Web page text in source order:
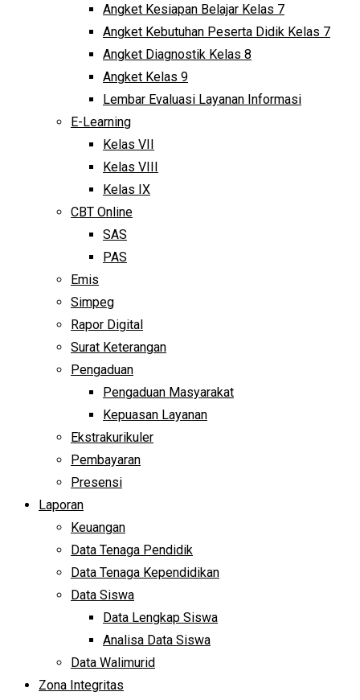
Angket Kesiapan Belajar Kelas 7
Angket Kebutuhan Peserta Didik Kelas 7
Angket Diagnostik Kelas 8
Angket Kelas 9
Lembar Evaluasi Layanan Informasi
E-Learning
Kelas VII
Kelas VIII
Kelas IX
CBT Online
SAS
PAS
Emis
Simpeg
Rapor Digital
Surat Keterangan
Pengaduan
Pengaduan Masyarakat
Kepuasan Layanan
Ekstrakurikuler
Pembayaran
Presensi
Laporan
Keuangan
Data Tenaga Pendidik
Data Tenaga Kependidikan
Data Siswa
Data Lengkap Siswa
Analisa Data Siswa
Data Walimurid
Zona Integritas